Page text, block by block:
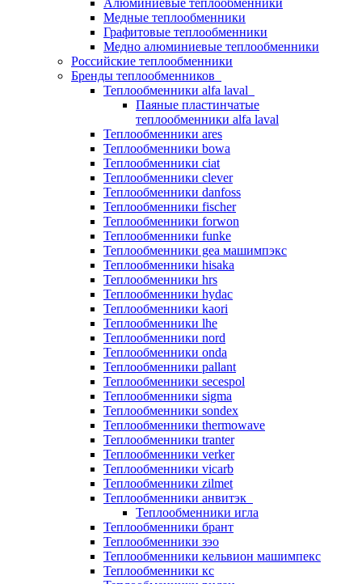
Алюминиевые теплообменники
Медные теплообменники
Графитовые теплообменники
Медно алюминиевые теплообменники
Российские теплообменники
Бренды теплообменников
Теплообменники alfa laval
Паяные пластинчатые
теплообменники alfa laval
Теплообменники ares
Теплообменники bowa
Теплообменники ciat
Теплообменники clever
Теплообменники danfoss
Теплообменники fischer
Теплообменники forwon
Теплообменники funke
Теплообменники gea машимпэкс
Теплообменники hisaka
Теплообменники hrs
Теплообменники hydac
Теплообменники kaori
Теплообменники lhe
Теплообменники nord
Теплообменники onda
Теплообменники pallant
Теплообменники secespol
Теплообменники sigma
Теплообменники sondex
Теплообменники thermowave
Теплообменники tranter
Теплообменники verker
Теплообменники vicarb
Теплообменники zilmet
Теплообменники анвитэк
Теплообменники игла
Теплообменники брант
Теплообменники зэо
Теплообменники кельвион машимпекс
Теплообменники кс